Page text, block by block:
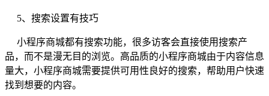
5、搜索设置有技巧
小程序商城都有搜索功能，很多访客会直接使用搜索产
品，而不是漫无目的浏览。高品质的小程序商城由于内容信息
量大，小程序商城需要提供可用性良好的搜索，帮助用户快速
找到想要的内容。